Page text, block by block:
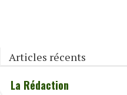
Articles récents
La Rédaction